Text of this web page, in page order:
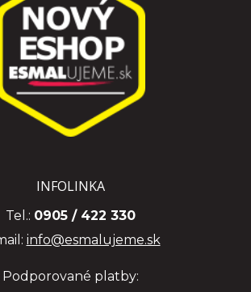
INFOLINKA
Tel.: 0905 / 422 330
info@esmalujeme.sk
Podporované platby: